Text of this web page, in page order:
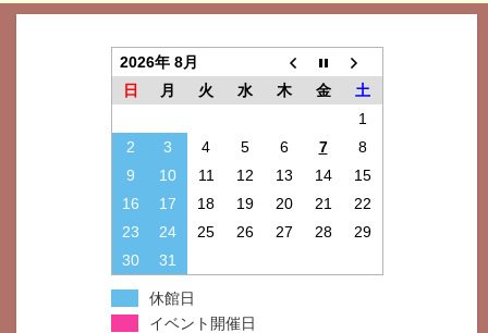
2026年 8月
日
月 火 水 木 金
土
1
2
3 4 5 6 7
8
9
10 11 12 13 14
15
16
17 18 19 20 21
22
23
24 25 26 27 28
29
30
31
休館日
イベント開催日